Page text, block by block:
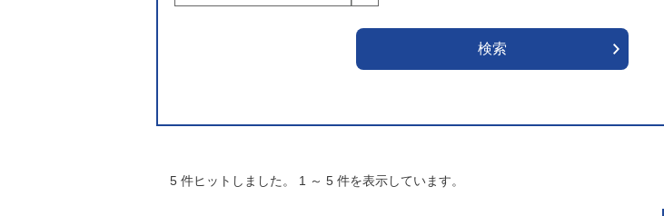
5 件ヒットしました。 1 ～ 5 件を表示しています。